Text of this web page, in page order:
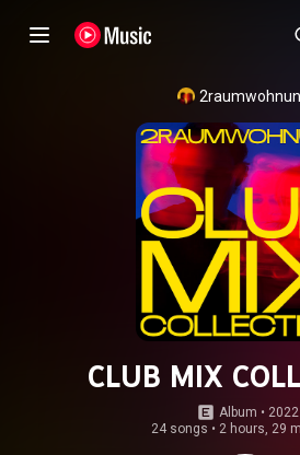
CLUB MIX
Album • 2022
24 songs • 2 hours, 29